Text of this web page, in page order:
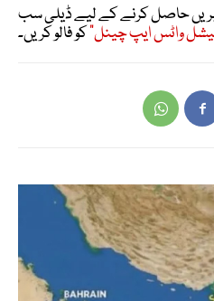
حاصل کرنے کے لیے ڈیلی سب
واٹس ایپ چینل"کو فالو کریں۔